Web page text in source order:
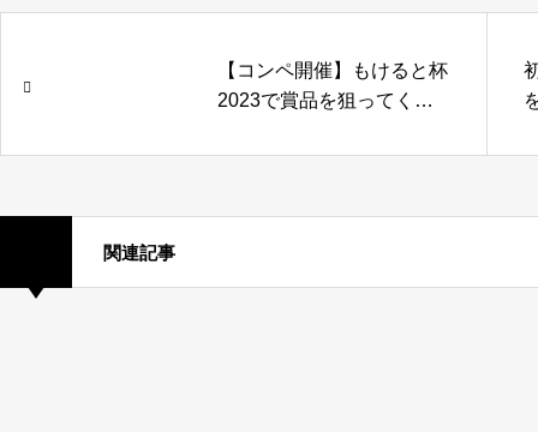
【コンペ開催】もけると杯
2023で賞品を狙ってくだ
関連記事